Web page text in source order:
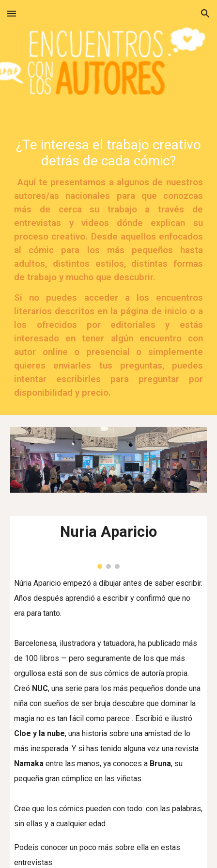
Skip to main content Skip to navigation
¿Te interesa el trabajo creativo
detrás de cada cómic?
Aquí te presentamos a algunos de nuestros
autores/as nacionales para que conozcas
más de cerca su trabajo a través de
entrevistas y videos dónde explican su
proceso creativo. Desde aquellos enfocados
al cómic para los más pequeños hasta
adultos, distintos estilos, distintas formas
de trabajo y mucho que descubrir.
Si no puedes acceder a los encuentros
literarios descritos en la página de inicio o a
los ofrecidos por editoriales y estás
interesado en tener algún encuentro con
autor online o presencial o simplemente
quieres enviarles tus preguntas, puedes
intentar escribirl es para preguntar por
disponibilidad y precio.
Nuria Aparicio
Núria Aparicio empezó a dibujar antes de saber escribir.
Años después aprendió a escribir y confirmó que no
era para tanto.
Barcelonesa, ilustradora y tatuadora, ha publicado más
de 100 libros — pero seguramente de los que más
orgullosa está son de sus cómics de autoría propia.
Creó NUC, una serie para los más pequeños donde una
niña con sueños de ser bruja descubre que dominar la
magia no es tan fácil como parece . Escribió e ilustró
Cloe y la nube, una historia sobre una amistad de lo
más inesperada. Y si has tenido alguna vez una revista
Namaka entre las manos, ya conoces a Bruna, su
pequeña gran cómplice en las viñetas.
Cree que los cómics pueden con todo: con las palabras,
sin ellas y a cualquier edad.
Podeis conocer un poco más sobre ella en estas
entrevistas: